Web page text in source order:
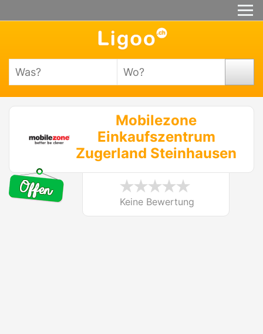
Mobilezone
Einkaufszentrum
Zugerland Steinhausen
Keine Bewertung